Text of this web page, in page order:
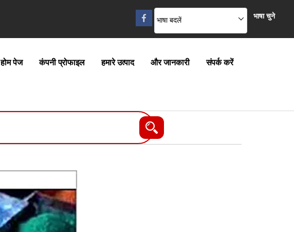
भाषा बदलें भाषा चुने
होम पेज कंपनी प्रोफाइल हमारे उत्पाद और जानकारी संपर्क करें